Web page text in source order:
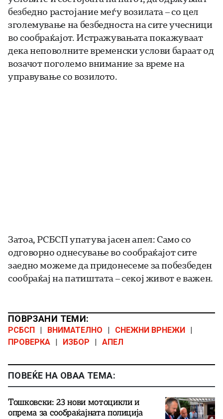
безбедно растојание меѓу возилата – со цел
зголемување на безбедноста на сите учесници
во сообраќајот. Истражувањата покажуваат
дека неповолните временски услови бараат од
возачот поголемо внимание за време на
управување со возилото.
Затоа, РСБСП упатува јасен апел: Само со
одговорно однесување во сообраќајот сите
заедно можеме да придонесеме за побезбеден
сообраќај на патиштата – секој живот е важен.
ПОВРЗАНИ ТЕМИ:
РСБСП | ВНИМАТЕЛНО | СНЕЖНИ ВРНЕЖИ |
ПРОВЕРКА | ИЗБОР | АПЕЛ
ПОВЕЌЕ НА ОВАА ТЕМА:
Тошковски: 23 нови мотоцикли и
опрема за сообраќајната полиција